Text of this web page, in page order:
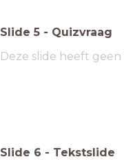
Slide 5 - Quizvraag
Deze slide heeft
Slide 6 - Tekstslide